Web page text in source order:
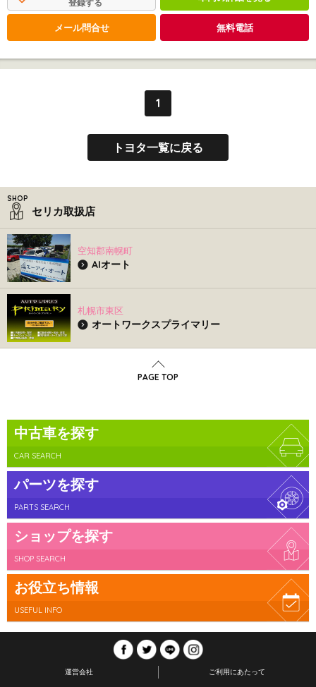
登録する
メール問合せ 無料電話
1
トヨタ一覧に戻る
セリカ取扱店
空知郡南幌町
AIオート
札幌市東区
オートワークスプライマリー
PAGE TOP
中古車を探す
CAR SEARCH
パーツを探す
PARTS SEARCH
ショップを探す
SHOP SEARCH
お役立ち情報
USEFUL INFO
運営会社 ご利用にあたって